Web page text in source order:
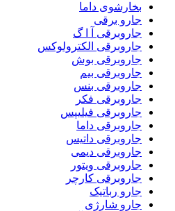
بخارشوی داما
جارو برقی
جاروبرقی آ ا گ
جاروبرقی الکترولوکس
جاروبرقی بوش
جاروبرقی بیم
جاروبرقی بنس
جاروبرقی فکر
جاروبرقی فیلیپس
جاروبرقی داما
جاروبرقی داتیس
جاروبرقی دیمی
جاروبرقی ویتور
جاروبرقی کارچر
جارو رباتیک
جارو شارژی